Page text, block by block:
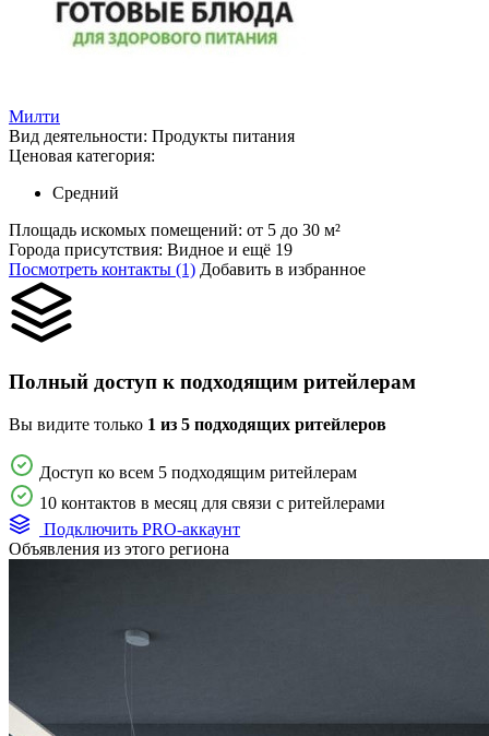
Милти
Вид деятельности: Продукты питания
Ценовая категория:
Средний
Площадь искомых помещений: от 5 до 30 м²
Города присутствия: Видное и ещё 19
Посмотреть контакты (1) Добавить в избранное
Полный доступ к подходящим ритейлерам
Вы видите только 1 из 5 подходящих ритейлеров
Доступ ко всем 5 подходящим ритейлерам
10 контактов в месяц для связи с ритейлерами
Подключить PRO-аккаунт
Объявления из этого региона